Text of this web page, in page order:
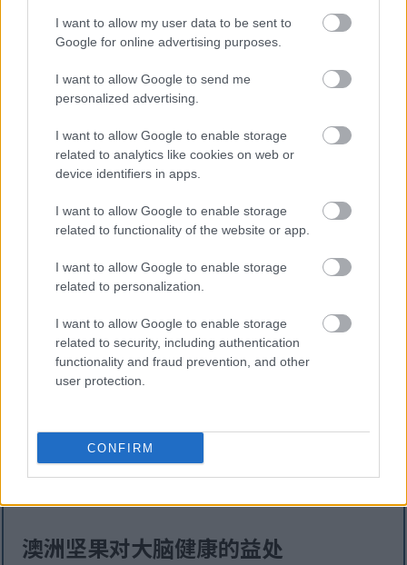
I want to allow my user data to be sent to
Google for online advertising purposes.
I want to allow Google to send me
personalized advertising.
I want to allow Google to enable storage
related to analytics like cookies on web or
device identifiers in apps.
I want to allow Google to enable storage
related to functionality of the website or app.
I want to allow Google to enable storage
related to personalization.
I want to allow Google to enable storage
related to security, including authentication
functionality and fraud prevention, and other
user protection.
CONFIRM
食用澳洲坚果对肠道健康非常有益。它们味道鲜美，还
能为身体提供重要的营养物质。这些营养物质有助于身
体正常运转。
潜在的抗癌特性
澳洲坚果因其可能具有抗癌作用而备受关注。它们含有
生育三烯酚，一种维生素E。生育三烯酚以其抗氧化能力
表明，生育三烯酚可以减缓癌细胞的生长。
澳洲坚果富含抗氧化剂，是一种健康的零食选择。抗氧
化剂可以清除体内自由基，而自由基可能导致癌症。研
究表明，澳洲坚果中的抗氧化剂，包括生育三烯酚和类
黄酮，可能有助于对抗某些癌症。
坚果可能是有益的。虽然还需要更多研究来证实这一
点，但目前的发现令人鼓舞。这些发现表明，澳洲坚果
可能成为健康生活方式的重要组成部分。
澳洲坚果对大脑健康的益处